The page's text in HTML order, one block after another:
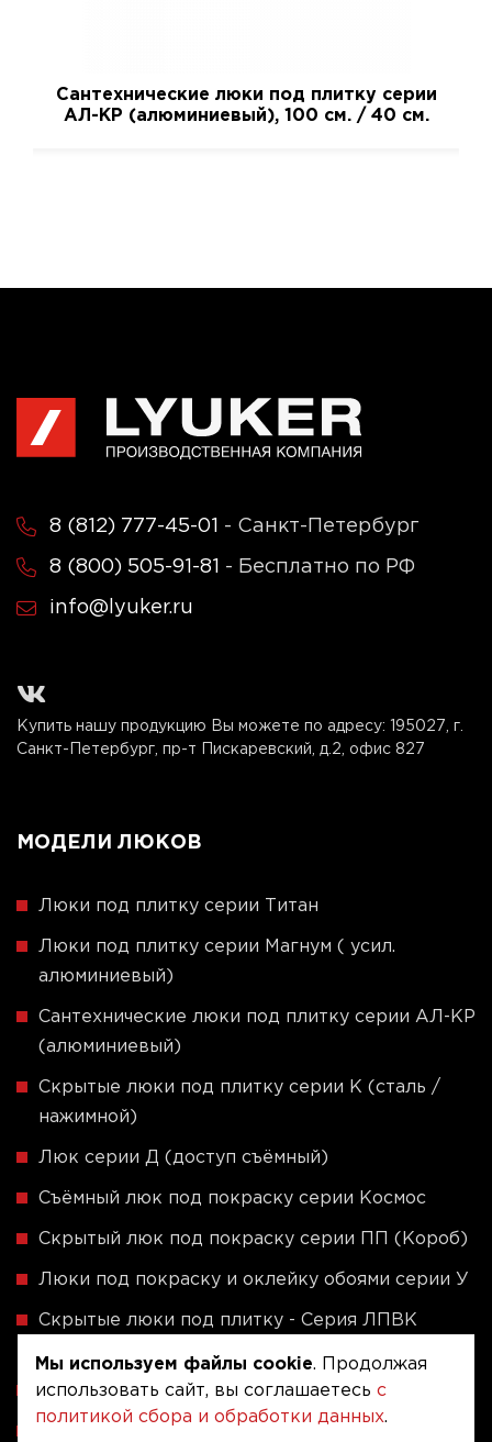
Сантехнические люки под плитку серии
АЛ-КР (алюминиевый), 100 см. / 40 см.
8 (812) 777-45-01 - Санкт-Петербург
8 (800) 505-91-81 - Бесплатно по РФ
info@lyuker.ru
Купить нашу продукцию Вы можете по адресу:
195027, г.
Санкт-Петербург, пр-т Пискаревский, д.2, офис 827
МОДЕЛИ ЛЮКОВ
Люки под плитку серии Титан
Люки под плитку серии Магнум ( усил.
алюминиевый)
Сантехнические люки под плитку серии АЛ-КР
(алюминиевый)
Скрытые люки под плитку серии K (сталь /
нажимной)
Люк серии Д (доступ съёмный)
Съёмный люк под покраску серии Космос
Скрытый люк под покраску серии ПП (Короб)
Люки под покраску и оклейку обоями серии У
Скрытые люки под плитку - Серия ЛПВК
Ревизионные люки серии A (сталь / присоска)
Мы используем файлы cookie. Продолжая
использовать сайт, вы соглашаетесь с
политикой сбора и обработки данных.